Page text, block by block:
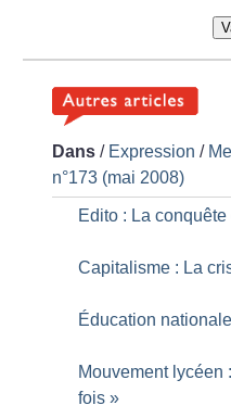
Dans / Expression /
n°173 (mai 2008)
Edito : La conquête
Capitalisme : La
Éducation
Mouvement lycéen
fois »